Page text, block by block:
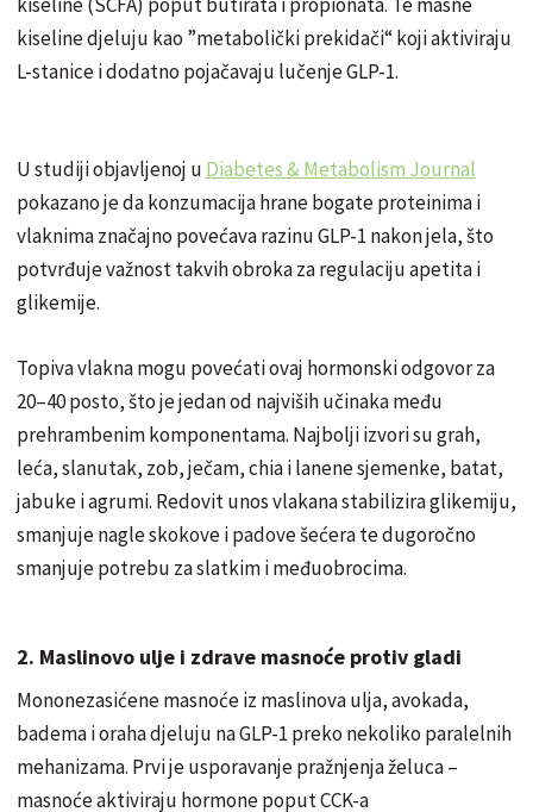
kiseline djeluju kao ”metabolički prekidači“ koji aktiviraju
L-stanice i dodatno pojačavaju lučenje GLP-1.
U studiji objavljenoj u Diabetes & Metabolism Journal
pokazano je da konzumacija hrane bogate proteinima i
vlaknima značajno povećava razinu GLP-1 nakon jela, što
potvrđuje važnost takvih obroka za regulaciju apetita i
glikemije.
Topiva vlakna mogu povećati ovaj hormonski odgovor za
20–40 posto, što je jedan od najviših učinaka među
prehrambenim komponentama. Najbolji izvori su grah,
leća, slanutak, zob, ječam, chia i lanene sjemenke, batat,
jabuke i agrumi. Redovit unos vlakana stabilizira glikemiju,
smanjuje nagle skokove i padove šećera te dugoročno
smanjuje potrebu za slatkim i međuobrocima.
2. Maslinovo ulje i zdrave masnoće protiv gladi
Mononezasićene masnoće iz maslinova ulja, avokada,
badema i oraha djeluju na GLP-1 preko nekoliko paralelnih
mehanizama. Prvi je usporavanje pražnjenja želuca –
masnoće aktiviraju hormone poput CCK-a